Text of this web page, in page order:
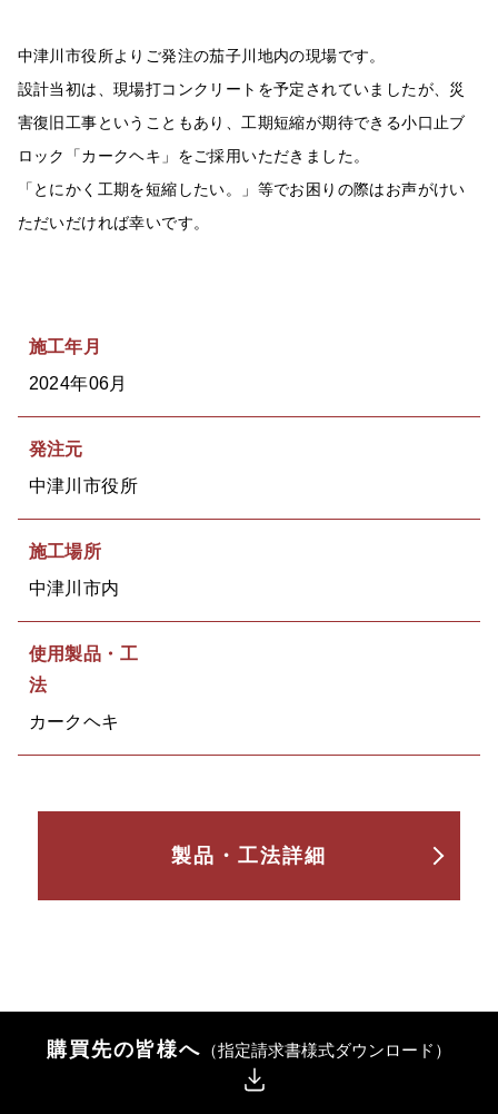
中津川市役所よりご発注の茄子川地内の現場です。
設計当初は、現場打コンクリートを予定されていましたが、災
害復旧工事ということもあり、工期短縮が期待できる小口止ブ
ロック「 カークヘキ 」をご採用いただきました。
「とにかく工期を短縮したい。」等でお困りの際はお声がけい
ただいだければ幸いです。
施工年月
2024年06月
発注元
中津川市役所
施工場所
中津川市内
使用製品・工
法
カークヘキ
製品・工法詳細
購買先の皆様へ （指定請求書様式ダウンロード）